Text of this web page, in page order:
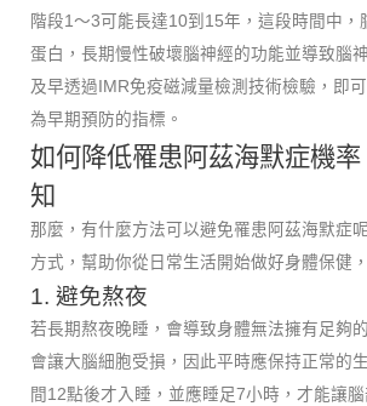
階段1～3可能長達10到15年，這段時間中，
蛋白，長期慢性破壞腦神經的功能並導致腦
及早透過IMR免疫磁減量檢測技術檢驗，即
為早期預防的指標。
如何降低罹患阿茲海默症機
知
那麼，有什麼方法可以避免罹患阿茲海默症
方式，幫助你從日常生活開始做好身體保健
1. 避免熬夜
若長期熬夜晚睡，會導致身體無法擁有足夠
會讓大腦細胞受損，因此平時應保持正常的
間12點後才入睡，並應睡足7小時，才能讓